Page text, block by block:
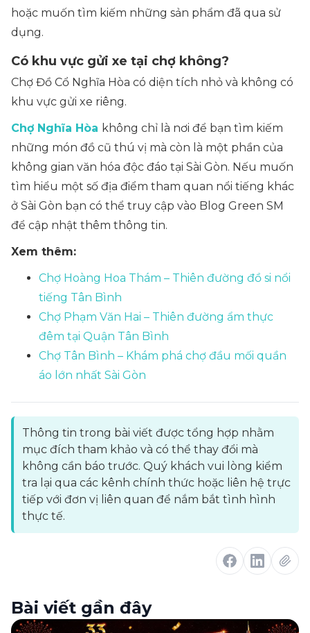
hoặc muốn tìm kiếm những sản phẩm đã qua sử
dụng.
Có khu vực gửi xe tại chợ không?
Chợ Đồ Cổ Nghĩa Hòa có diện tích nhỏ và không có
khu vực gửi xe riêng.
Chợ Nghĩa Hòa không chỉ là nơi để bạn tìm kiếm
những món đồ cũ thú vị mà còn là một phần của
không gian văn hóa độc đáo tại Sài Gòn. Nếu muốn
tìm hiểu một số địa điểm tham quan nổi tiếng khác
ở Sài Gòn bạn có thể truy cập vào Blog Green SM
để cập nhật thêm thông tin.
Xem thêm:
Chợ Hoàng Hoa Thám – Thiên đường đồ si nổi
tiếng Tân Bình
Chợ Phạm Văn Hai – Thiên đường ẩm thực
đêm tại Quận Tân Bình
Chợ Tân Bình – Khám phá chợ đầu mối quần
áo lớn nhất Sài Gòn
Thông tin trong bài viết được tổng hợp nhằm
mục đích tham khảo và có thể thay đổi mà
không cần báo trước. Quý khách vui lòng kiểm
tra lại qua các kênh chính thức hoặc liên hệ trực
tiếp với đơn vị liên quan để nắm bắt tình hình
thực tế.
Bài viết gần đây